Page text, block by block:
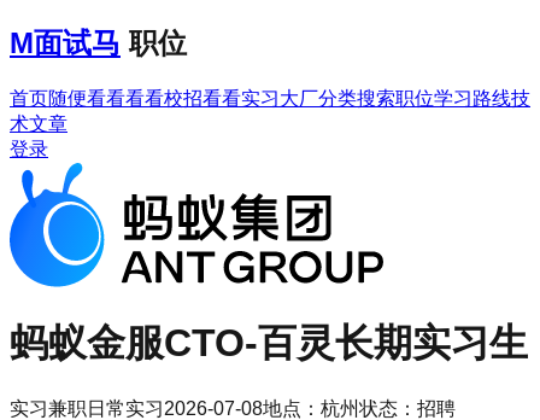
M面试马 职位
首页随便看看看看校招看看实习大厂分类搜索职位学习路线技
术文章
登录
蚂蚁金服CTO-百灵长期实习生
实习兼职 日常实习2026-07-08地点： 杭州状态： 招聘